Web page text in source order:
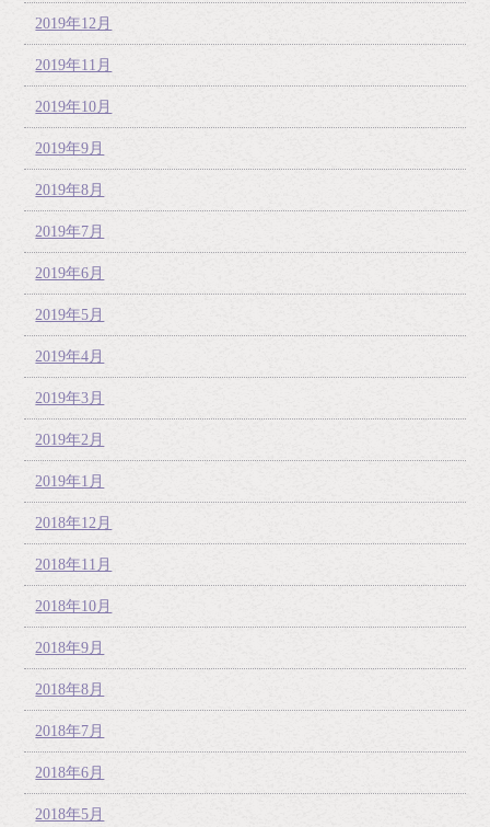
2019年12月
2019年11月
2019年10月
2019年9月
2019年8月
2019年7月
2019年6月
2019年5月
2019年4月
2019年3月
2019年2月
2019年1月
2018年12月
2018年11月
2018年10月
2018年9月
2018年8月
2018年7月
2018年6月
2018年5月